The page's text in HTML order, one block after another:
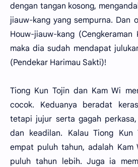
dengan tangan kosong,
jiauw-kang yang sempurna. Dan
Houw-jiauw-kang (Cengkeraman
maka dia sudah mendapat
(Pendekar Harimau Sakti)!
Tiong Kun Tojin dan Kam Wi
cocok. Keduanya beradat
tetapi jujur serta gagah
dan keadilan. Kalau Tiong Kun
empat puluh tahun, adalah
puluh tahun lebih. Juga ia